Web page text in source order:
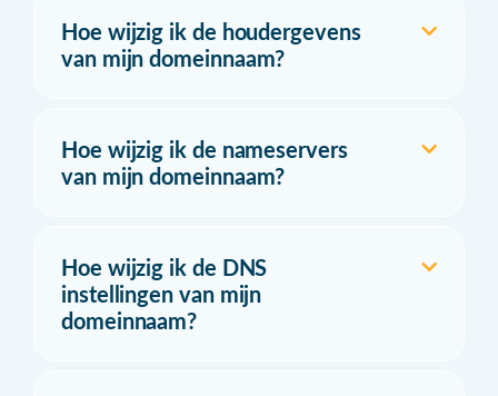
Hoe wijzig ik de houdergevens
van mijn domeinnaam?
Hoe wijzig ik de nameservers
van mijn domeinnaam?
Hoe wijzig ik de DNS
instellingen van mijn
domeinnaam?